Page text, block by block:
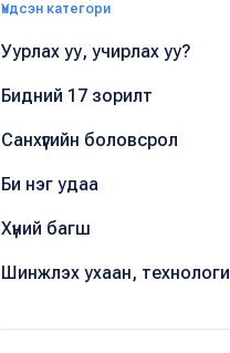
Үндсэн категори
Уурлах уу, учирлах уу?
Бидний 17 зорилт
Санхүүгийн боловсрол
Би нэг удаа
Хүний багш
Шинжлэх ухаан, технологи